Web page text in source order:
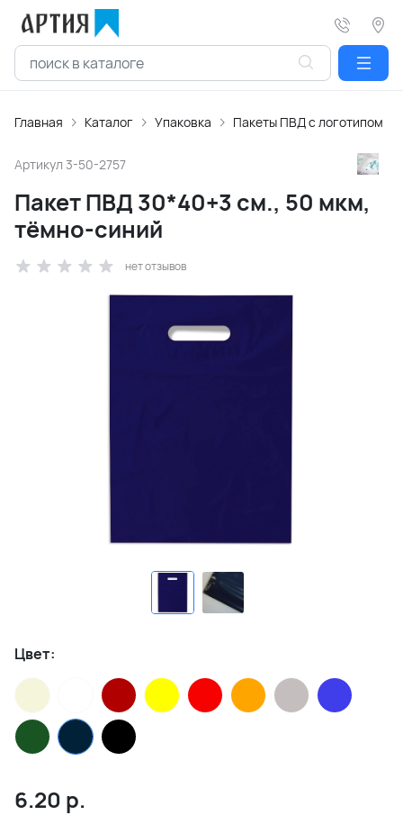
Главная Каталог Упаковка Пакеты ПВД с логотипом
Артикул 3-50-2757
Пакет ПВД 30*40+3 см., 50 мкм,
тёмно-синий
нет отзывов
Цвет:
6.20 р.